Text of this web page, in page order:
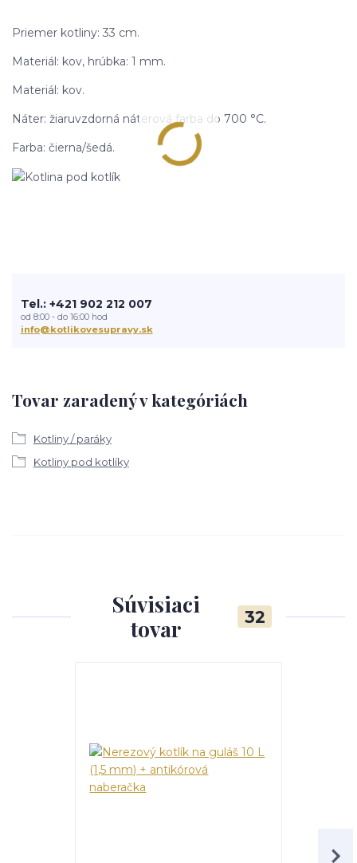
Priemer kotliny: 33 cm.
Materiál: kov, hrúbka: 1 mm.
Materiál: kov.
Náter: žiaruvzdorná náterová farba do 700 °C.
Farba: čierna/šedá.
Tovar zaradený v kategóriách
Kotliny / paráky
Kotliny pod kotlíky
Tel.: +421 902 212 007
od 8:00 - do 16:00 hod
info@kotlikovesupravy.sk
Súvisiaci
tovar
32